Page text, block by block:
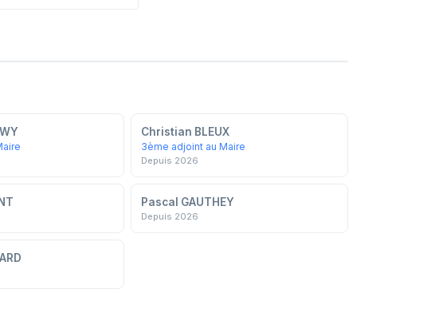
Christian BLEUX
3ème adjoint au Maire
Depuis 2026
Pascal GAUTHEY
Depuis 2026